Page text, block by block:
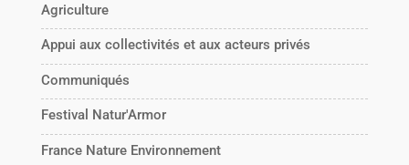
Agriculture
Appui aux collectivités et aux acteurs privés
Communiqués
Festival Natur'Armor
France Nature Environnement